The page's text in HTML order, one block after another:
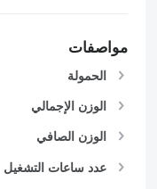
مواصفات
الحمولة
الوزن الإجمالي
الوزن الصافي
عدد ساعات التشغيل